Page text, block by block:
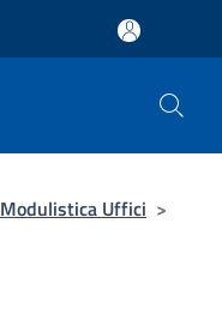
Modulistica Uffici >